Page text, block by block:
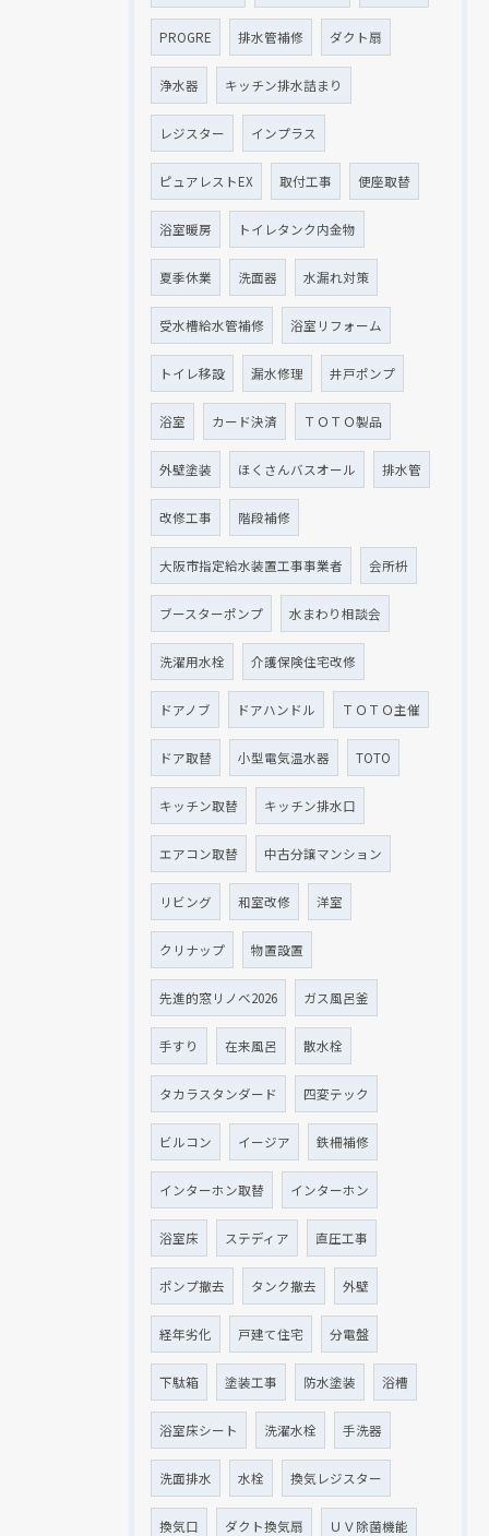
PROGRE 排水管補修 ダクト扇
浄水器 キッチン排水詰まり
レジスター インプラス
ピュアレストEX 取付工事 便座取替
浴室暖房 トイレタンク内金物
夏季休業 洗面器 水漏れ対策
受水槽給水管補修 浴室リフォーム
トイレ移設 漏水修理 井戸ポンプ
浴室 カード決済 ＴＯＴＯ製品
外壁塗装 ほくさんバスオール 排水管
改修工事 階段補修
大阪市指定給水装置工事事業者 会所枡
ブースターポンプ 水まわり相談会
洗濯用水栓 介護保険住宅改修
ドアノブ ドアハンドル ＴＯＴＯ主催
ドア取替 小型電気温水器 TOTO
キッチン取替 キッチン排水口
エアコン取替 中古分譲マンション
リビング 和室改修 洋室
クリナップ 物置設置
先進的窓リノベ2026 ガス風呂釜
手すり 在来風呂 散水栓
タカラスタンダード 四変テック
ビルコン イージア 鉄柵補修
インターホン取替 インターホン
浴室床 ステディア 直圧工事
ポンプ撤去 タンク撤去 外壁
経年劣化 戸建て住宅 分電盤
下駄箱 塗装工事 防水塗装 浴槽
浴室床シート 洗濯水栓 手洗器
洗面排水 水栓 換気レジスター
換気口 ダクト換気扇 ＵＶ除菌機能